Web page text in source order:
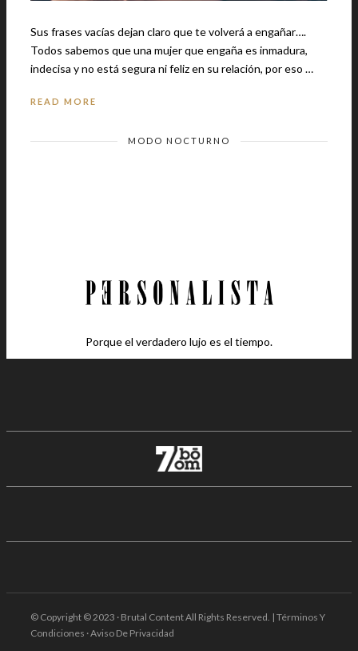
Sus frases vacías dejan claro que te volverá a engañar….
Todos sabemos que una mujer que engaña es inmadura,
indecisa y no está segura ni feliz en su relación, por eso …
READ MORE
MODO NOCTURNO
Porque el verdadero lujo es el tiempo.
© Copyright © 2023 · Brutal Content All Rights Reserved. | Términos Y
Condiciones · Aviso De Privacidad